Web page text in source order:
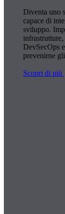
Diventa uno
capace di
sviluppo.
DevSecOps
prevenirne
Scopri di più